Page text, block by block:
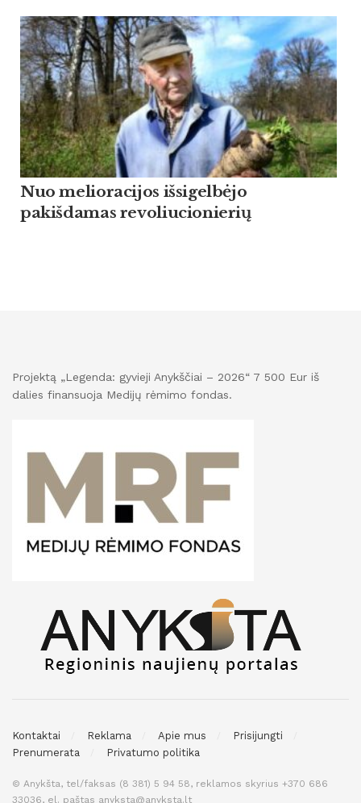
Nuo melioracijos išsigelbėjo
pakišdamas revoliucionierių
Projektą „Legenda: gyvieji Anykščiai – 2026“ 7 500 Eur iš
dalies finansuoja Medijų rėmimo fondas.
Kontaktai Reklama Apie mus
Prisijungti
Prenumerata
Privatumo politika
© Anykšta, tel/faksas (8 381) 5 94 58, reklamos skyrius +370 686
33036, el. paštas anyksta@anyksta.lt